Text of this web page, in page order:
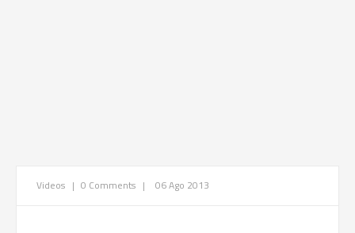
Videos | 0 Comments | 06 Ago 2013